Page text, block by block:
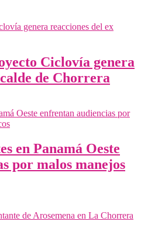
Ciclovía genera
de Chorrera
en Panamá Oeste
por malos manejos